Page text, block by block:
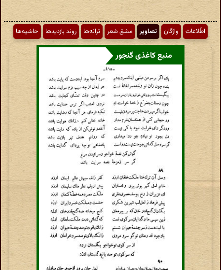
اطّلاعات واژگان تصاویر مشق شعر ترانه‌ها روند بازدیدها حاشیه‌ها
منبع کاغذی گنجور